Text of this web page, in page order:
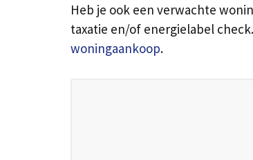
Heb je ook een verwachte
taxatie en/of energielabel
woningaankoop.